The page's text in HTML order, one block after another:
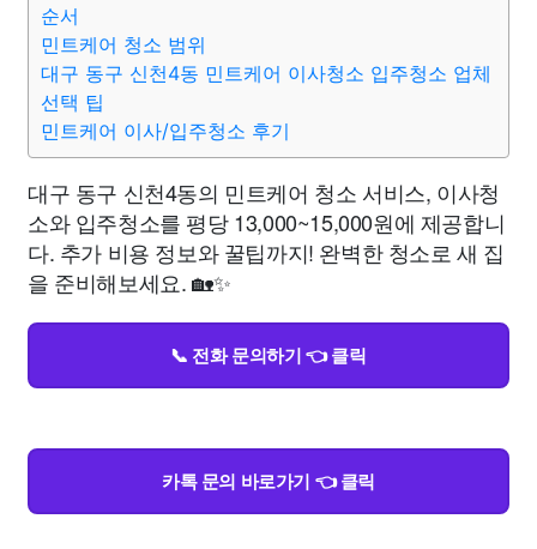
순서
민트케어 청소 범위
대구 동구 신천4동 민트케어 이사청소 입주청소 업체
선택 팁
민트케어 이사/입주청소 후기
대구 동구 신천4동의 민트케어 청소 서비스, 이사청
소와 입주청소를 평당 13,000~15,000원에 제공합니
다. 추가 비용 정보와 꿀팁까지! 완벽한 청소로 새 집
을 준비해보세요. 🏡✨
📞 전화 문의하기 👈 클릭
카톡 문의 바로가기 👈 클릭